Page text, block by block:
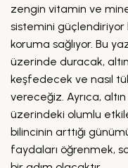
zengin vitamin ve
sistemini güçlendiriyor
koruma sağlıyor. Bu
üzerinde duracak,
keşfedecek ve nasıl
vereceğiz. Ayrıca, altın
üzerindeki olumlu
bilincinin arttığı
faydaları öğrenmek,